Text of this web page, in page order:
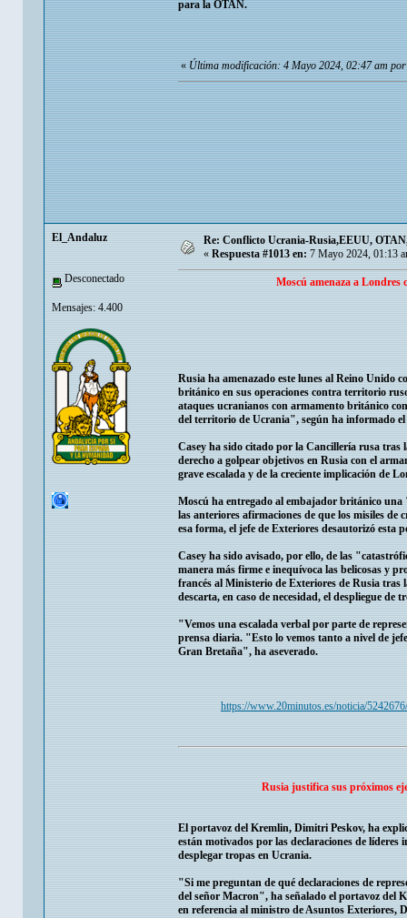
para la OTAN.
«Última modificación: 4 Mayo 2024, 02:47 am
El_Andaluz
Desconectado
Mensajes: 4.400
Re: Conflicto Ucrania-Rusia,EEUU,
« Respuesta #1013 en: 7 Mayo 2024, 01:13
Moscú amenaza a
Rusia ha amenazado este lunes al Reino Unido
británico en sus operaciones contra territorio
ataques ucranianos con armamento británico
del territorio de Ucrania", según ha informado
Casey ha sido citado por la Cancillería rusa tras
derecho a golpear objetivos en Rusia con el
grave escalada y de la creciente implicación de
Moscú ha entregado al embajador británico una
las anteriores afirmaciones de que los misiles
esa forma, el jefe de Exteriores desautorizó esta
Casey ha sido avisado, por ello, de las
manera más firme e inequívoca las belicosas y
francés al Ministerio de Exteriores de Rusia tras
descarta, en caso de necesidad, el despliegue de
"Vemos una escalada verbal por parte de
prensa diaria. "Esto lo vemos tanto a nivel de
Gran Bretaña", ha aseverado.
https://www.20minutos.es/noticia/
Rusia justifica sus próximos
El portavoz del Kremlin, Dimitri Peskov, ha
están motivados por las declaraciones de
desplegar tropas en Ucrania.
"Si me preguntan de qué declaraciones de
del señor Macron", ha señalado el portavoz del
en referencia al ministro de Asuntos Exteriores,